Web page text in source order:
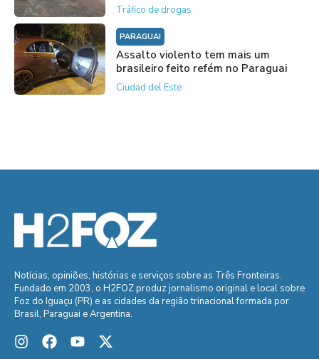
Tráfico de drogas
PARAGUAI
Assalto violento tem mais um
brasileiro feito refém no Paraguai
Ciudad del Este
Notícias, opiniões, histórias e serviços sobre as Três Fronteiras.
Fundado em 2003, o H2FOZ produz jornalismo original e local sobre
Foz do Iguaçu (PR) e as cidades da região trinacional formada por
Brasil, Paraguai e Argentina.